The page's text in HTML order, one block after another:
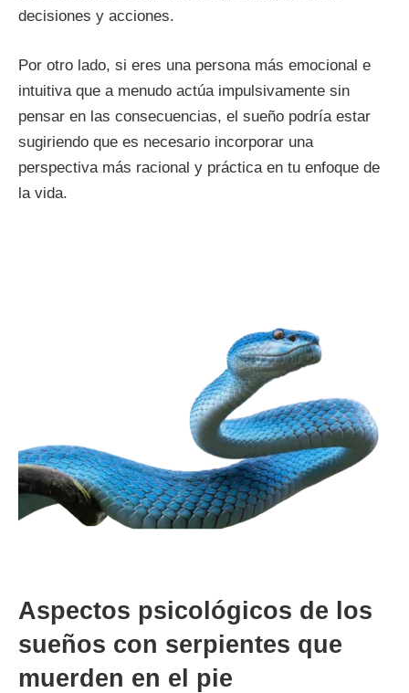
decisiones y acciones.
Por otro lado, si eres una persona más emocional e
intuitiva que a menudo actúa impulsivamente sin
pensar en las consecuencias, el sueño podría estar
sugiriendo que es necesario incorporar una
perspectiva más racional y práctica en tu enfoque de
la vida.
Aspectos psicológicos de los
sueños con serpientes que
muerden en el pie